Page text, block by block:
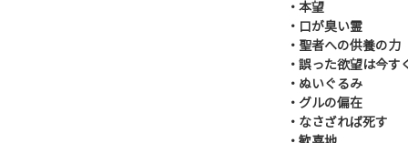
・本望
・口が臭い霊
・聖者への供養の力
・誤った欲望は今す
・ぬいぐるみ
・グルの偏在
・なさざれば死す